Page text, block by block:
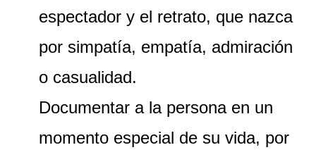
espectador y el retrato, que nazca
por simpatía, empatía, admiración
o casualidad.
Documentar a la persona en un
momento especial de su vida, por